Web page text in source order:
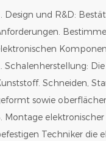
Design und R&D:
Schalenherstellung:
Schneiden,
sowie
Montage
Techniker die